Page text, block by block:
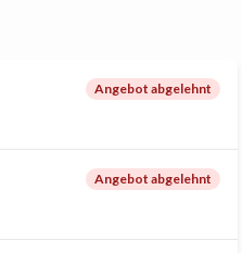
Angebot abgelehnt
Angebot abgelehnt